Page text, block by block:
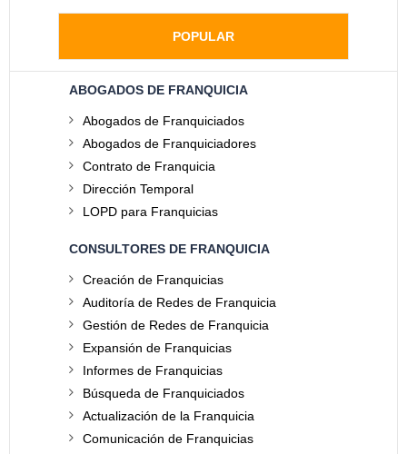
POPULAR
ABOGADOS DE FRANQUICIA
Abogados de Franquiciados
Abogados de Franquiciadores
Contrato de Franquicia
Dirección Temporal
LOPD para Franquicias
CONSULTORES DE FRANQUICIA
Creación de Franquicias
Auditoría de Redes de Franquicia
Gestión de Redes de Franquicia
Expansión de Franquicias
Informes de Franquicias
Búsqueda de Franquiciados
Actualización de la Franquicia
Comunicación de Franquicias